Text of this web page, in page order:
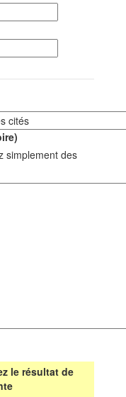
simplement des
le résultat de